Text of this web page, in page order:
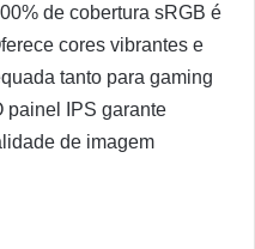
de cobertura sRGB é
cores vibrantes e
tanto para gaming
painel IPS garante
de imagem